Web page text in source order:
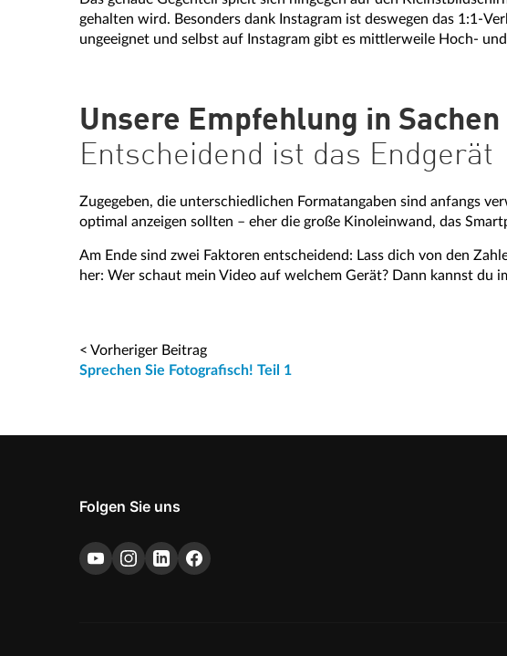
gehalten wird. Besonders dank Instagram ist deswegen das 1:1-
ungeeignet und selbst auf Instagram gibt es mittlerweile Hoch-
Unsere Empfehlung in
Entscheidend ist das Endgerät
Zugegeben, die unterschiedlichen Formatangaben sind anfangs
optimal anzeigen sollten – eher die große Kinoleinwand, das
Am Ende sind zwei Faktoren entscheidend: Lass dich von den
her: Wer schaut mein Video auf welchem Gerät? Dann kannst du
< Vorheriger Beitrag
Sprechen Sie Fotografisch! Teil 1
Folgen Sie uns